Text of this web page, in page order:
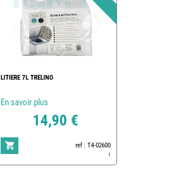
LITIERE 7L TRELINO
En savoir plus
14,90 €
ref : T4-02600
1